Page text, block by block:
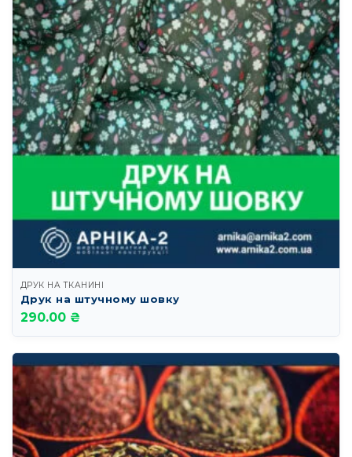
ДРУК НА ТКАНИНІ
Друк на штучному шовку
290.00 ₴